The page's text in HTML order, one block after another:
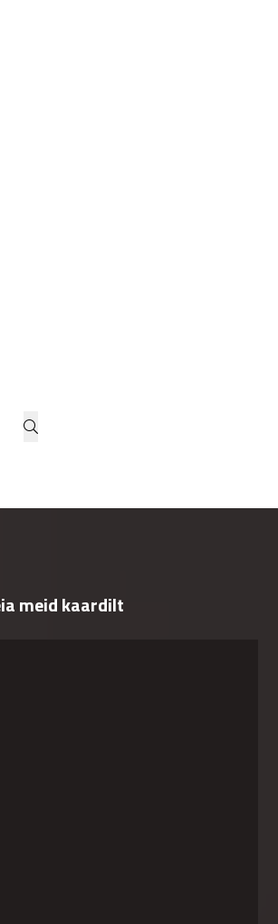
meid kaardilt